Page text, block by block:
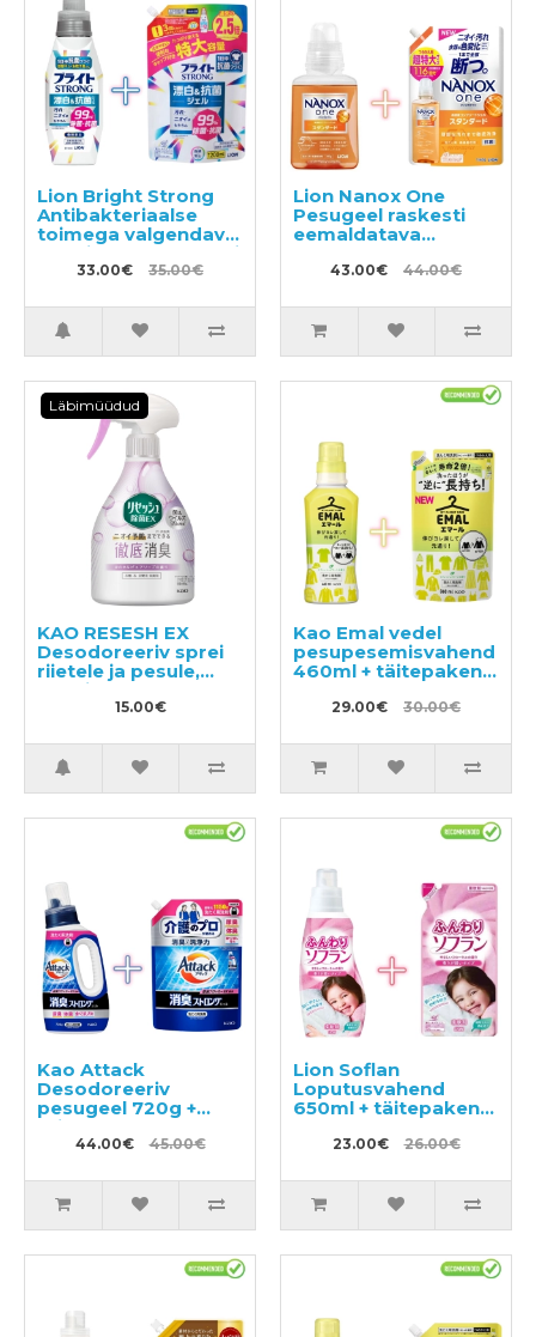
Lion Bright Strong
Antibakteriaalse
toimega valgendav
hapnikugeel raskesti
eemaldatavale
täitepakend 1200ml
33.00€ 35.00€
Lion Nanox One
Pesugeel raskesti
eemaldatava
+ täide 1160g
43.00€ 44.00€
Läbimüüdud
KAO RESESH EX
Desodoreeriv sprei
riietele ja pesule,
seebi lõhnaga 370ml
15.00€
Kao Emal vedel
pesupesemisvahend
460ml + täitepakend
29.00€ 30.00€
Kao Attack
Desodoreeriv
pesugeel 720g +
täitepakend 1150g
44.00€ 45.00€
Lion Soflan
Loputusvahend
650ml + täitepakend
23.00€ 26.00€